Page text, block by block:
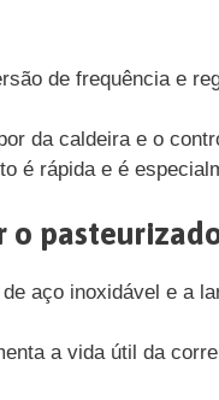
de frequência e
da caldeira e o
é rápida e é
o
aço inoxidável e a
a vida útil da